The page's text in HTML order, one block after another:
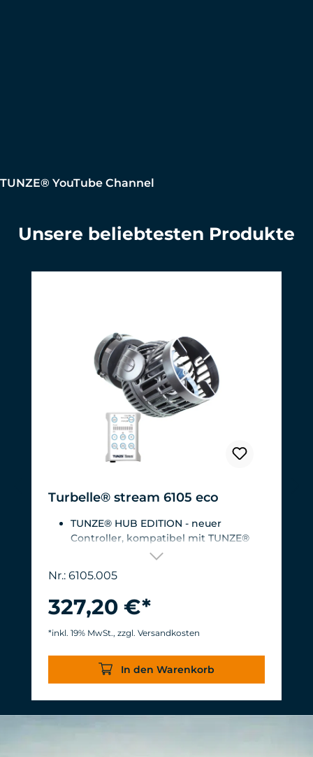
TUNZE® YouTube Channel
Unsere beliebtesten Produkte
Turbelle® stream 6105 eco
TUNZE® HUB EDITION - neuer
Controller, kompatibel mit TUNZE®
Liter.Strömungsleistung: ca. 3.000 bis
12.000 l/h bei 12 V mit Turbelle®
Controller
Energieverbrauch: 3-11 W bei 12 V
Wirkungsgrad von über 1.000 L/h/W.
Bei nahezu gleichem Volumenstrom
werden 20 W Leistung eingespart.
Gewohnte, langlebige TUNZE®
Zuverlässigkeit & Haltbarkeit.
Nr.: 6105.005
327,20 €*
*inkl. 19% MwSt., zzgl. Versandkosten
In den Warenkorb